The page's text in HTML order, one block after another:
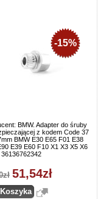
BMW. Adapter do śruby
z kodem Code 37
BMW E30 E65 F01 E38
E39 E60 F10 X1 X3 X5 X6
-15%
51,54zł